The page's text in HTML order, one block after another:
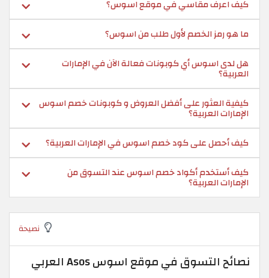
كيف اعرف مقاسي في موقع اسوس؟
ما هو رمز الخصم لأول طلب من اسوس؟
هل لدى اسوس أي كوبونات فعالة الآن في الإمارات
العربية؟
كيفية العثور على أفضل العروض و كوبونات خصم اسوس
الإمارات العربية؟
كيف أحصل على كود خصم اسوس في الإمارات العربية؟
كيف أستخدم أكواد خصم اسوس عند التسوق من
الإمارات العربية؟
نصيحة
نصائح التسوق في موقع اسوس Asos العربي